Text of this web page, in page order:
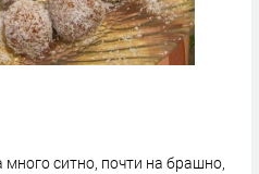
ситно, почти на брашно,